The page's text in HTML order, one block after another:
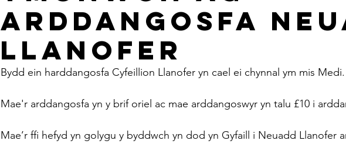
ARDDANGOSFA
LLANOFER
Bydd ein harddangosfa Cyfeillion Llanofer yn cael ei chynnal ym mis Medi.
Mae'r arddangosfa yn y brif oriel ac mae arddangoswyr yn talu £10 i
Mae’r ffi hefyd yn golygu y byddwch yn dod yn Gyfaill i Neuadd Llanofer